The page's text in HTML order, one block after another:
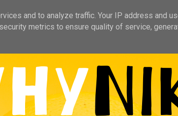
and to analyze traffic. Your IP address and
metrics to ensure quality of service,